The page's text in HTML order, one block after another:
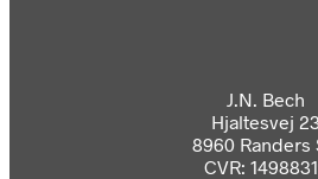
J.N. Bech
Hjaltesvej 23
8960 Randers
CVR: